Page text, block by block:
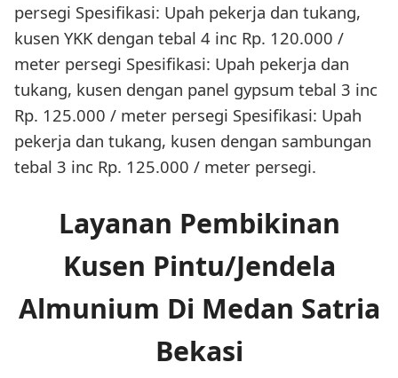
persegi Spesifikasi: Upah pekerja dan tukang,
kusen YKK dengan tebal 4 inc Rp. 120.000 /
meter persegi Spesifikasi: Upah pekerja dan
tukang, kusen dengan panel gypsum tebal 3 inc
Rp. 125.000 / meter persegi Spesifikasi: Upah
pekerja dan tukang, kusen dengan sambungan
tebal 3 inc Rp. 125.000 / meter persegi.
Layanan Pembikinan
Kusen Pintu/Jendela
Almunium Di Medan Satria
Bekasi